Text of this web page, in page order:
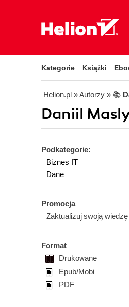
Kategorie Książki
Helion.pl » Autorzy » 📚
Daniil
Podkategorie:
Biznes IT
Dane
Promocja
Zaktualizuj swoją wiedzę
Format
Drukowane
Epub/Mobi
PDF